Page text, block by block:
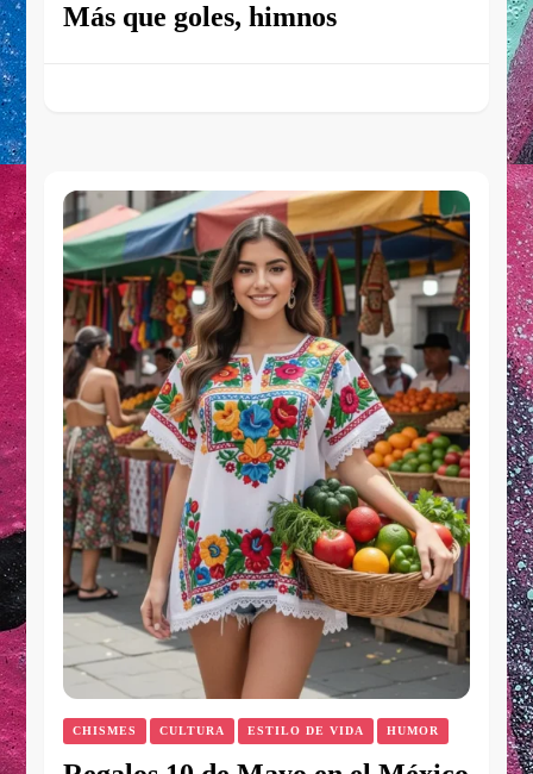
Más que goles, himnos
CHISMES CULTURA ESTILO DE VIDA HUMOR